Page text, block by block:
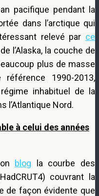
pacifique pendant la
dans l’arctique qui
relevé par ce
l’Alaska, la couche de
plus de masse
1990-2013,
inhabituel de la
l’Atlantique Nord.
à celui des années
blog la courbe des
couvrant la
de façon évidente que